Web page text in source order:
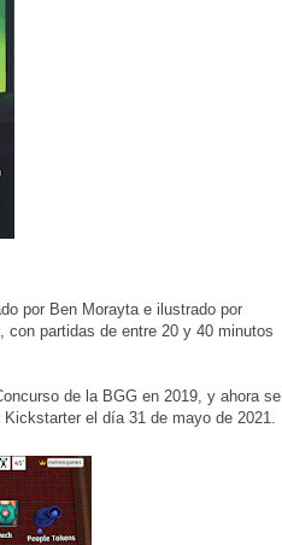
por Ben Morayta e ilustrado por
partidas de entre 20 y 40 minutos
de la BGG en 2019, y ahora se
el día 31 de mayo de 2021.